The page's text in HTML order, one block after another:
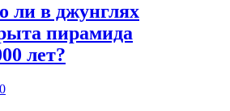
ли в джунглях
пирамида
лет?
0